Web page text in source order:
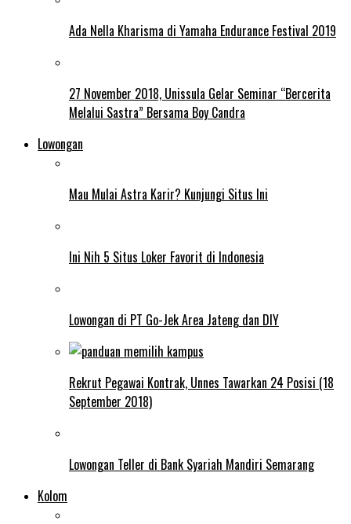
Ada Nella Kharisma di Yamaha Endurance Festival 2019
27 November 2018, Unissula Gelar Seminar “Bercerita
Melalui Sastra” Bersama Boy Candra
Lowongan
Mau Mulai Astra Karir? Kunjungi Situs Ini
Ini Nih 5 Situs Loker Favorit di Indonesia
Lowongan di PT Go-Jek Area Jateng dan DIY
Rekrut Pegawai Kontrak, Unnes Tawarkan 24 Posisi (18
September 2018)
Lowongan Teller di Bank Syariah Mandiri Semarang
Kolom